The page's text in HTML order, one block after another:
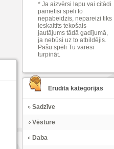
* Ja aizvērsi lapu vai citādi
pametīsi spēli to
nepabeidzis, nepareizi tiks
ieskaitīts tekošais
jautājums tādā gadījumā,
ja nebūsi uz to atbildējis.
Pašu spēli Tu varēsi
turpināt.
Erudīta kategorijas
Sadzīve
Vēsture
Daba